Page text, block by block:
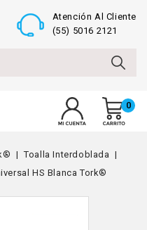
Atención Al Cliente
(55) 5016 2121
0
Toalla Interdoblada
HS Blanca Tork®